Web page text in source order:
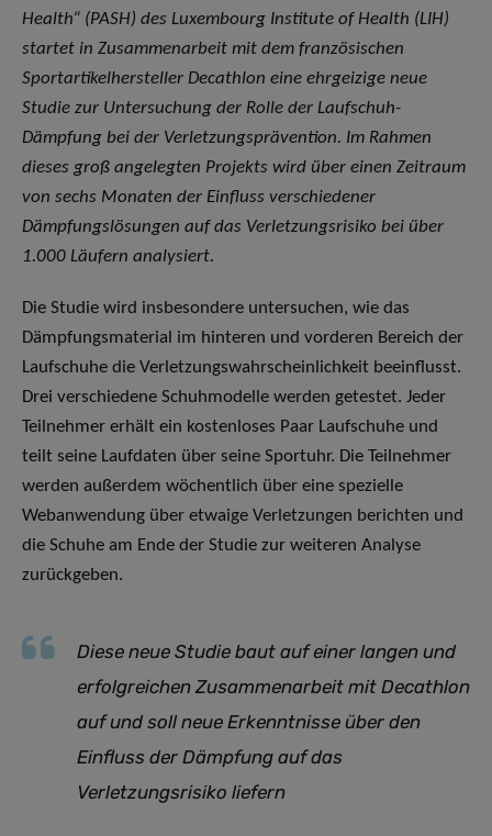
Health“ (PASH) des Luxembourg Institute of Health (LIH)
startet in Zusammenarbeit mit dem französischen
Sportartikelhersteller Decathlon eine ehrgeizige neue
Studie zur Untersuchung der Rolle der Laufschuh-
Dämpfung bei der Verletzungsprävention. Im Rahmen
dieses groß angelegten Projekts wird über einen Zeitraum
von sechs Monaten der Einfluss verschiedener
Dämpfungslösungen auf das Verletzungsrisiko bei über
1.000 Läufern analysiert.
Die Studie wird insbesondere untersuchen, wie das
Dämpfungsmaterial im hinteren und vorderen Bereich der
Laufschuhe die Verletzungswahrscheinlichkeit beeinflusst.
Drei verschiedene Schuhmodelle werden getestet. Jeder
Teilnehmer erhält ein kostenloses Paar Laufschuhe und
teilt seine Laufdaten über seine Sportuhr. Die Teilnehmer
werden außerdem wöchentlich über eine spezielle
Webanwendung über etwaige Verletzungen berichten und
die Schuhe am Ende der Studie zur weiteren Analyse
zurückgeben.
Diese neue Studie baut auf einer langen und
erfolgreichen Zusammenarbeit mit Decathlon
auf und soll neue Erkenntnisse über den
Einfluss der Dämpfung auf das
Verletzungsrisiko liefern